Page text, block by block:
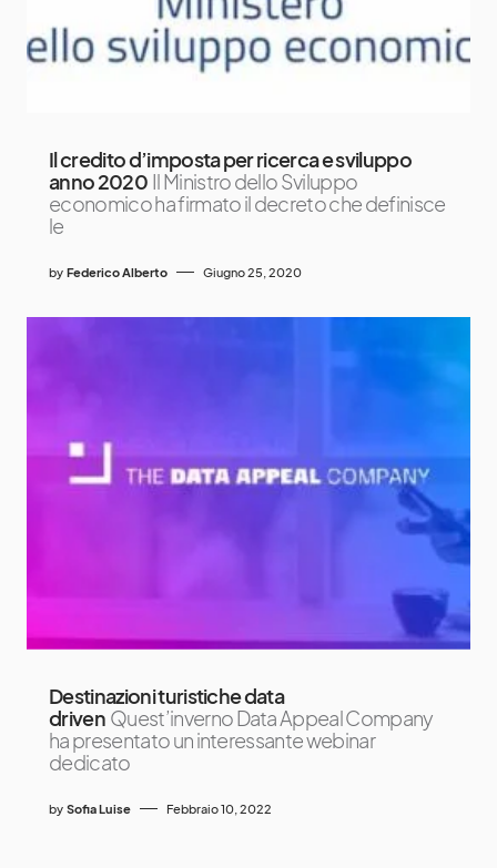
Il credito d’imposta per ricerca e sviluppo
anno 2020 Il Ministro dello Sviluppo
economico ha firmato il decreto che definisce
le
by Federico Alberto Giugno 25, 2020
Destinazioni turistiche data
driven Quest’inverno Data Appeal Company
ha presentato un interessante webinar
dedicato
by Sofia Luise Febbraio 10, 2022